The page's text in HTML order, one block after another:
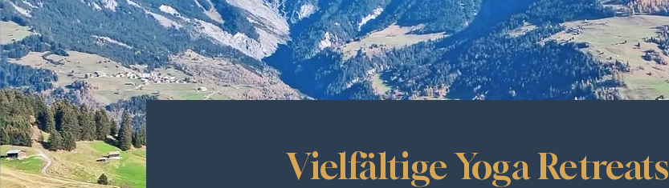
Vielfältige Yoga Retreats